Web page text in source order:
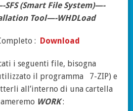
SFS (Smart File System)—-
Tool—-WHDLoad
: Download
i seguenti file, bisogna
il programma
7-ZIP) e
all’interno di una cartella
WORK: